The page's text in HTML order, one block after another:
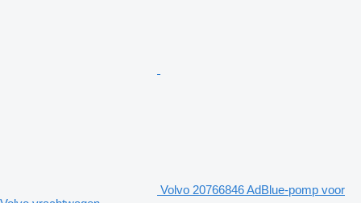
Volvo 20766846 AdBlue-pomp voor